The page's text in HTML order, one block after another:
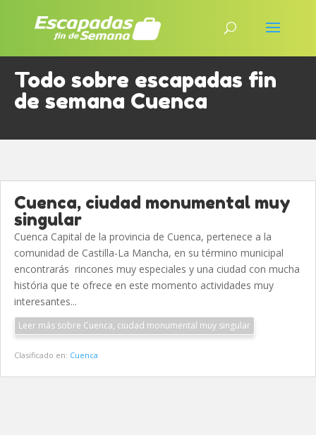
Todo sobre escapadas fin
de semana Cuenca
Cuenca, ciudad monumental muy
singular
Cuenca Capital de la provincia de Cuenca, pertenece a la
comunidad de Castilla-La Mancha, en su término municipal
encontrarás rincones muy especiales y una ciudad con mucha
história que te ofrece en este momento actividades muy
interesantes...
Leer más sobre Cuenca, ciudad monumental muy singular
Clasificado en: Cuenca